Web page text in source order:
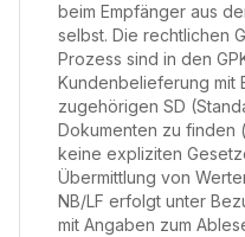
beim Empfänger aus
selbst. Die rechtlichen
Prozess sind in den
Kundenbelieferung mit
zugehörigen SD
Dokumenten zu finden
keine expliziten
Übermittlung von
NB/LF erfolgt unter
mit Angaben zum